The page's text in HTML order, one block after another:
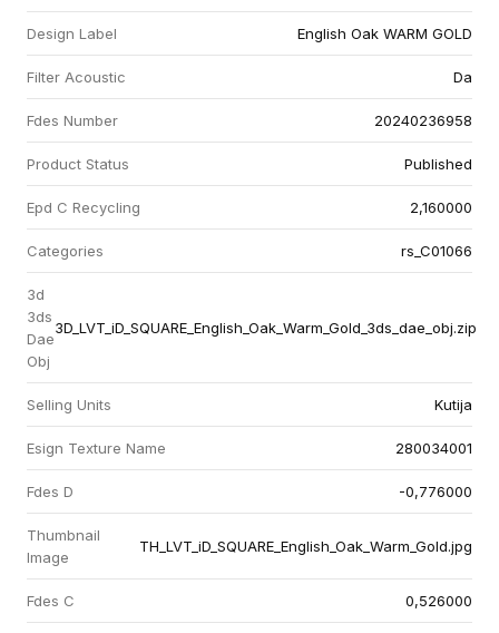
Design Label English Oak WARM GOLD
Filter Acoustic Da
Fdes Number 20240236958
Product Status Published
Epd C Recycling 2,160000
Categories rs_C01066
3d
3ds
Dae
Obj
3D_LVT_iD_SQUARE_English_Oak_Warm_Gold_3ds_dae_obj.zip
Selling Units Kutija
Esign Texture Name 280034001
Fdes D -0,776000
Thumbnail
Image
TH_LVT_iD_SQUARE_English_Oak_Warm_Gold.jpg
Fdes C 0,526000